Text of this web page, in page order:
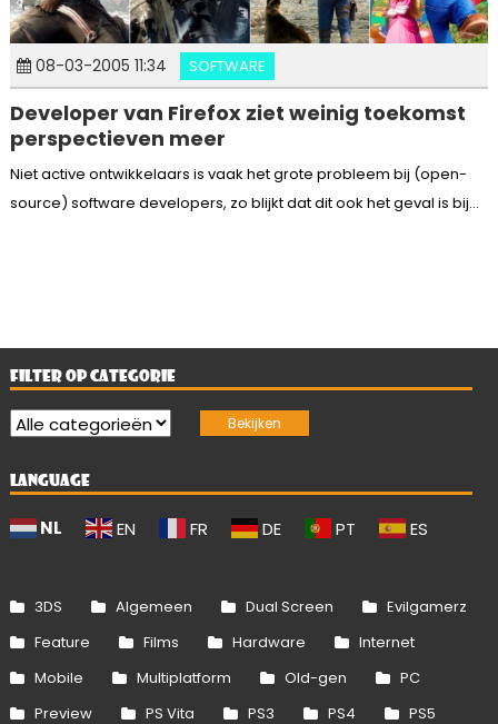
08-03-2005 11:34 SOFTWARE
Developer van Firefox ziet weinig toekomst
perspectieven meer
Niet active ontwikkelaars is vaak het grote probleem bij (open-
source) software developers, zo blijkt dat dit ook het geval is bij...
FILTER OP CATEGORIE
LANGUAGE
NL EN FR DE PT ES
3DS Algemeen Dual Screen
Evilgamerz
Feature
Films Hardware
Internet
Mobile
Multiplatform Old-gen
PC
Preview
PS Vita PS3 PS4 PS5